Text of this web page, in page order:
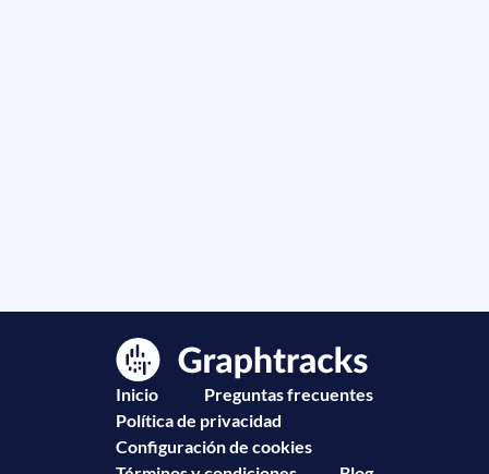
Inicio
Preguntas frecuentes
Política de privacidad
Configuración de cookies